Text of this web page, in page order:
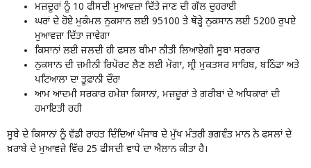
ਮਜ਼ਦੂਰਾਂ ਨੂੰ 10 ਫੀਸਦੀ ਮੁਆਵਜ਼ਾ ਦਿੱਤੇ ਜਾਣ ਦੀ ਗੱਲ ਦੁਹਰਾਈ
ਘਰਾਂ ਦੇ ਹੋਏ ਮੁਕੰਮਲ ਨੁਕਸਾਨ ਲਈ 95100 ਤੇ ਥੋੜ੍ਹੇ ਨੁਕਸਾਨ ਲਈ 5200 ਰੁਪਏ
ਮੁਆਵਜ਼ਾ ਦਿੱਤਾ ਜਾਵੇਗਾ
ਕਿਸਾਨਾਂ ਲਈ ਜਲਦੀ ਹੀ ਫਸਲ ਬੀਮਾ ਨੀਤੀ ਲਿਆਏਗੀ ਸੂਬਾ ਸਰਕਾਰ
ਨੁਕਸਾਨ ਦੀ ਜ਼ਮੀਨੀ ਰਿਪੋਰਟ ਲੈਣ ਲਈ ਮੋਗਾ, ਸ੍ਰੀ ਮੁਕਤਸਰ ਸਾਹਿਬ, ਬਠਿੰਡਾ ਅਤੇ
ਪਟਿਆਲਾ ਦਾ ਤੂਫ਼ਾਨੀ ਦੌਰਾ
ਆਮ ਆਦਮੀ ਸਰਕਾਰ ਹਮੇਸ਼ਾ ਕਿਸਾਨਾਂ, ਮਜ਼ਦੂਰਾਂ ਤੇ ਗ਼ਰੀਬਾਂ ਦੇ ਅਧਿਕਾਰਾਂ ਦੀ
ਹਮਾਇਤੀ ਰਹੀ
ਸੂਬੇ ਦੇ ਕਿਸਾਨਾਂ ਨੂੰ ਵੱਡੀ ਰਾਹਤ ਦਿੰਦਿਆਂ ਪੰਜਾਬ ਦੇ ਮੁੱਖ ਮੰਤਰੀ ਭਗਵੰਤ ਮਾਨ ਨੇ ਫਸਲਾਂ ਦੇ
ਖ਼ਰਾਬੇ ਦੇ ਮੁਆਵਜ਼ੇ ਵਿੱਚ 25 ਫੀਸਦੀ ਵਾਧੇ ਦਾ ਐਲਾਨ ਕੀਤਾ ਹੈ।